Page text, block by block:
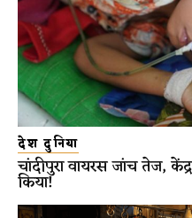
देश दुनिया
चांदीपुरा वायरस जांच तेज, केंद्र
किया!